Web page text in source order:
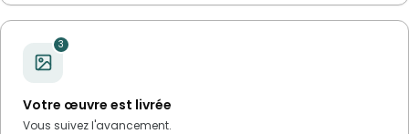
3
Votre œuvre est livrée
Vous suivez l'avancement.